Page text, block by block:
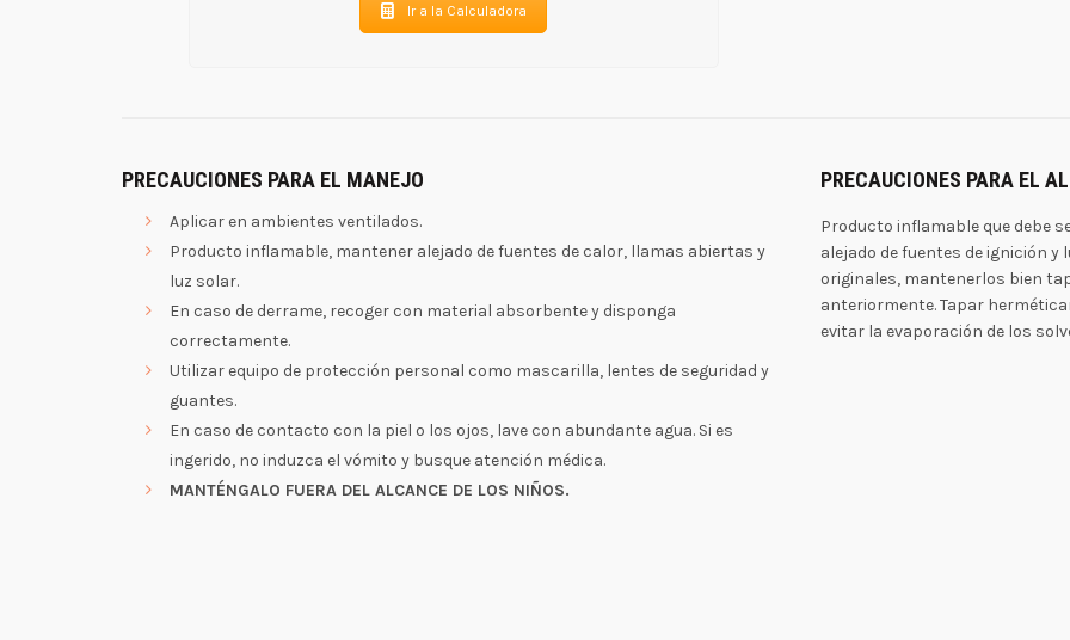
Ir a la Calculadora
PRECAUCIONES PARA EL MANEJO
Aplicar en ambientes ventilados.
Producto inflamable, mantener alejado de fuentes de calor, llamas abiertas y
luz solar.
En caso de derrame, recoger con material absorbente y disponga
correctamente.
Utilizar equipo de protección personal como mascarilla, lentes de seguridad y
guantes.
En caso de contacto con la piel o los ojos, lave con abundante agua. Si es
ingerido, no induzca el vómito y busque atención médica.
MANTÉNGALO FUERA DEL ALCANCE DE LOS NIÑOS.
PRECAUCIONES PARA EL
Producto inflamable que debe
alejado de fuentes de ignición y
originales, mantenerlos bien
anteriormente. Tapar
evitar la evaporación de los